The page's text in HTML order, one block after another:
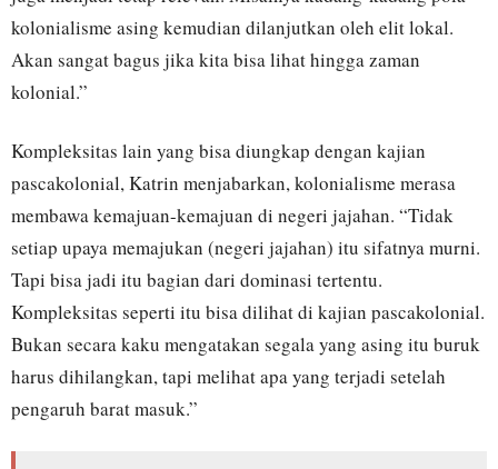
kolonialisme asing kemudian dilanjutkan oleh elit lokal.
Akan sangat bagus jika kita bisa lihat hingga zaman
kolonial.”
Kompleksitas lain yang bisa diungkap dengan kajian
pascakolonial, Katrin menjabarkan, kolonialisme merasa
membawa kemajuan-kemajuan di negeri jajahan. “Tidak
setiap upaya memajukan (negeri jajahan) itu sifatnya murni.
Tapi bisa jadi itu bagian dari dominasi tertentu.
Kompleksitas seperti itu bisa dilihat di kajian pascakolonial.
Bukan secara kaku mengatakan segala yang asing itu buruk
harus dihilangkan, tapi melihat apa yang terjadi setelah
pengaruh barat masuk.”